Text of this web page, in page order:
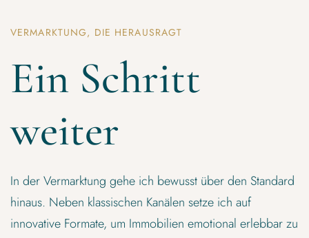
VERMARKTUNG, DIE HERAUSRAGT
Ein Schritt
weiter
In der Vermarktung gehe ich bewusst über den Standard
hinaus. Neben klassischen Kanälen setze ich auf
innovative Formate, um Immobilien emotional erlebbar zu